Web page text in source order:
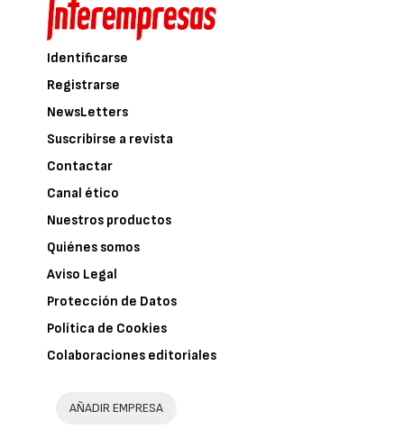
Identificarse
Registrarse
NewsLetters
Suscribirse a revista
Contactar
Canal ético
Nuestros productos
Quiénes somos
Aviso Legal
Protección de Datos
Política de Cookies
Colaboraciones editoriales
AÑADIR EMPRESA